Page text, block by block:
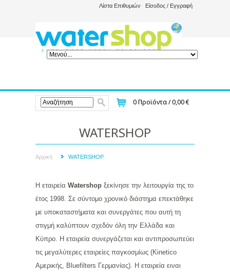
Λίστα Επιθυμιών Είσοδος / Εγγραφή
0Προϊόντα /0,00 €
WATERSHOP
Αρχική WATERSHOP
Η εταιρεία Watershop ξεκίνησε την λειτουργία της το
έτος 1998. Σε σύντομο χρονικό διάστημα επεκτάθηκε
με υποκαταστήματα και συνεργάτες που αυτή τη
στιγμή καλύπτουν σχεδόν όλη την Ελλάδα και
Κύπρο. Η εταιρεία συνεργάζεται και αντιπροσωπεύει
τις μεγαλύτερες εταιρείες παγκοσμίως (Kinetico
Αμερικής, Bluefilters Γερμανίας). Η εταιρεία ειναι